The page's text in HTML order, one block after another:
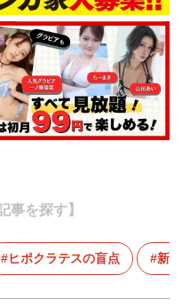
事を探す】
ヒポクラテスの盲点 新